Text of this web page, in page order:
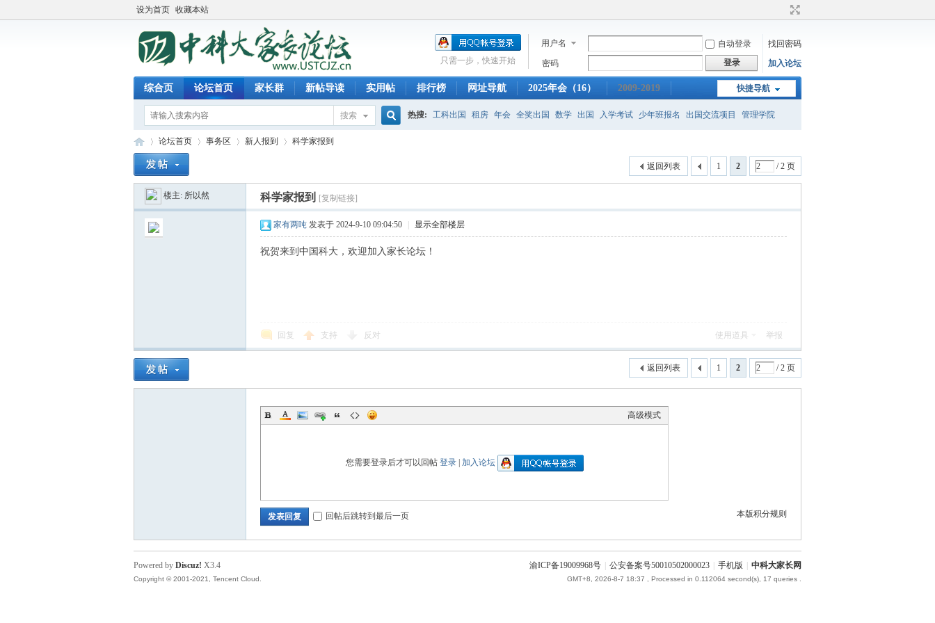
设为首页 收藏本站
用户名 自动登录
找回密码
密码
登录 加入论坛
只需一步，快速开始
快捷导航
综合页 论坛首页 家长群 新帖导读 实用帖 排行榜 网址导航 2025年会（16） 2009-2019
搜索 热搜: 工科出国 租房 年会 全奖出国 数学 出国 入学考试 少年班报名 出国交流项目 管理学院
»
论坛首页
›
事务区 新人报到
›
科学家报到
1 2 / 2 页
返回列表
楼主: 所以然 科学家报到 [复制链接]
家有两吨 发表于 2024-9-10 09:04:50 显示全部楼层
祝贺来到中国科大，欢迎加入家长论坛！
回复 支持 反对 使用道具 举报
1 2 / 2 页
返回列表
高级模式
您需要登录后才可以回帖 登录| 加入论坛
本版积分规则
发表回复 回帖后跳转到最后一页
渝ICP备19009968号 公安备案号50010502000023 手机版 中科大家长网
GMT+8, 2026-8-7 18:37 , Processed in 0.112064 second(s), 17 queries .
Powered by Discuz! X3.4
Copyright © 2001-2021, Tencent Cloud.